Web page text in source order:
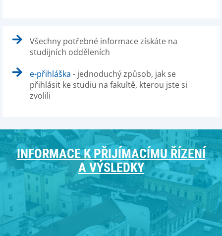
Všechny potřebné informace získáte na
studijních odděleních
e-přihláška - jednoduchý způsob, jak se
přihlásit ke studiu na fakultě, kterou jste si
zvolili
INFORMACE K PŘIJÍMACÍMU ŘÍZENÍ
A VÝSLEDKY